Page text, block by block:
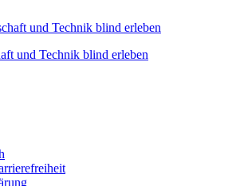
und Technik blind erleben